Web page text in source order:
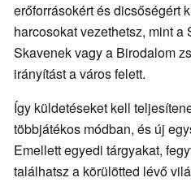
erőforrásokért és dicsőségért
harcosokat vezethetsz, mint a
Skavenek vagy a Birodalom
irányítást a város felett.
Így küldetéseket kell
többjátékos módban, és új
Emellett egyedi tárgyakat,
találhatsz a körülötted lévő